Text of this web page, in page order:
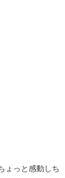
ょっと感動しち